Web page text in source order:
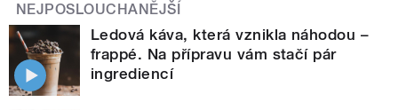
NEJPOSLOUCHANĚJŠÍ
Ledová káva, která vznikla náhodou –
frappé. Na přípravu vám stačí pár
ingrediencí